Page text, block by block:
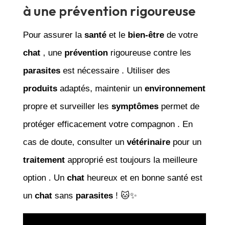
à une prévention rigoureuse
Pour assurer la santéet le bien-êtrede votre
chat, une préventionrigoureuse contre les
parasitesest nécessaire . Utiliser des
produitsadaptés, maintenir un environnement
propre et surveiller les symptômespermet de
protéger efficacement votre compagnon . En
cas de doute, consulter un vétérinairepour un
traitementapproprié est toujours la meilleure
option . Un chatheureux et en bonne santé est
un chatsans parasites! 🐱✨